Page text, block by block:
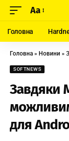
Aa
Головна
Головна » Новини »
SOFTNEWS
Завдяки
для